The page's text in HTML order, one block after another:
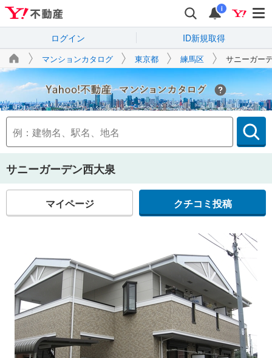
i
ログイン ID新規取得
マンションカタログ 東京都 練馬区 サニーガー
Yahoo!不動産
サニーガーデン西大泉
マイページ クチコミ投稿